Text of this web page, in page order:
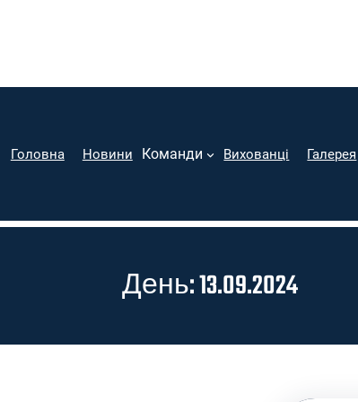
Головна Новини Команди Вихованці Галерея
День:13.09.2024